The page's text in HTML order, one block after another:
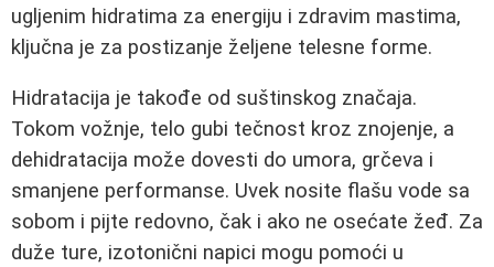
ugljenim hidratima za energiju i zdravim mastima,
ključna je za postizanje željene telesne forme.
Hidratacija je takođe od suštinskog značaja.
Tokom vožnje, telo gubi tečnost kroz znojenje, a
dehidratacija može dovesti do umora, grčeva i
smanjene performanse. Uvek nosite flašu vode sa
sobom i pijte redovno, čak i ako ne osećate žeđ. Za
duže ture, izotonični napici mogu pomoći u